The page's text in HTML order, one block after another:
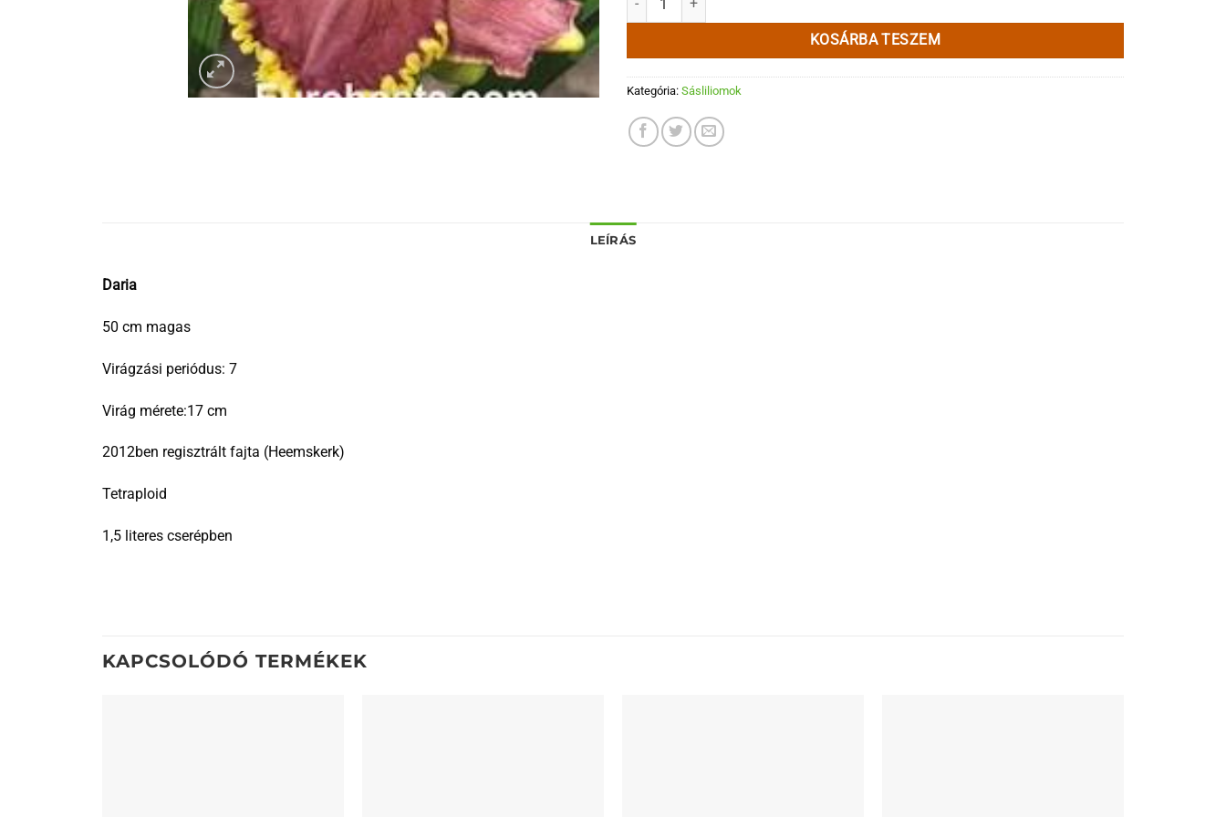
KOSÁRBA TESZEM
Kategória: Sásliliomok
LEÍRÁS
Daria
50 cm magas
Virágzási periódus: 7
Virág mérete:17 cm
2012ben regisztrált fajta (Heemskerk)
Tetraploid
1,5 literes cserépben
KAPCSOLÓDÓ TERMÉKEK